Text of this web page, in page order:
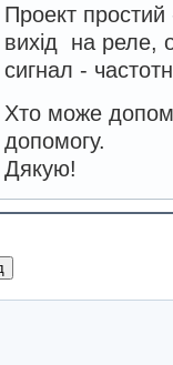
Проект простий
вихід на реле,
сигнал -
Хто може
допомогу.
Дякую!